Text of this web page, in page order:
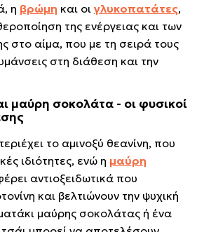
η βρώμη και οι γλυκοπατάτες,
της ενέργειας και των
στο αίμα, που με τη σειρά τους
στη διάθεση και την
μαύρη σοκολάτα - οι φυσικοί
το αμινοξύ θεανίνη, που
ιδιότητες, ενώ η μαύρη
αντιοξειδωτικά που
και βελτιώνουν την ψυχική
μαύρης σοκολάτας ή ένα